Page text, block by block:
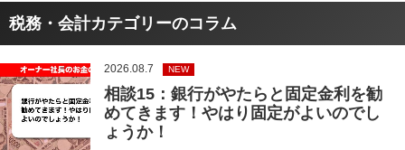
税務・会計カテゴリーのコラム
2026.08.7 NEW
相談15：銀行がやたらと固定金利を勧
めてきます！やはり固定がよいのでし
ょうか！